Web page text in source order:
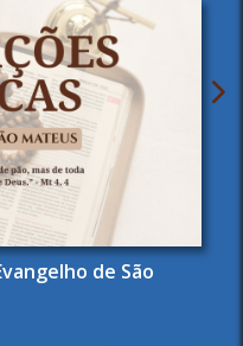
de São